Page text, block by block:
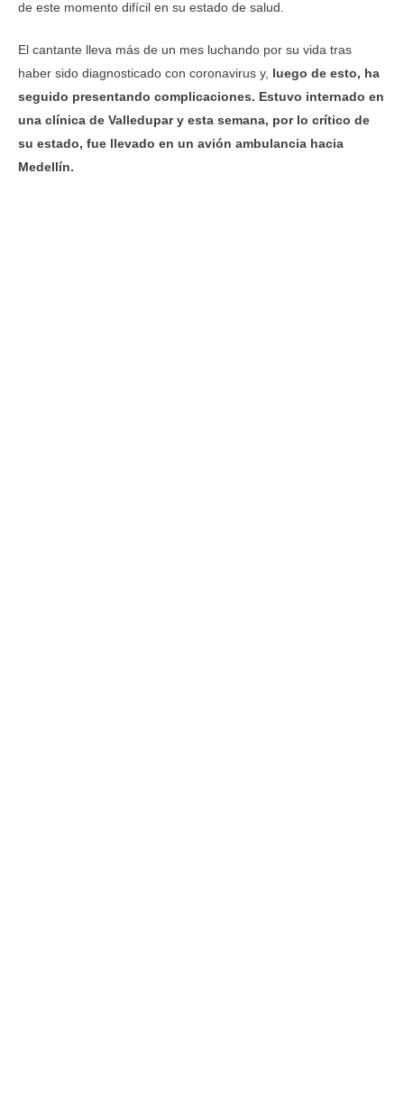
de este momento difícil en su estado de salud.
El cantante lleva más de un mes luchando por su vida tras
haber sido diagnosticado con coronavirus y, luego de esto, ha
seguido presentando complicaciones. Estuvo internado en
una clínica de Valledupar y esta semana, por lo crítico de
su estado, fue llevado en un avión ambulancia hacia
Medellín.